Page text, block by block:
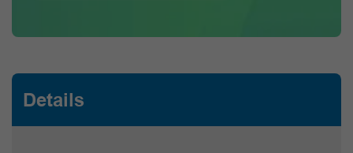
Details